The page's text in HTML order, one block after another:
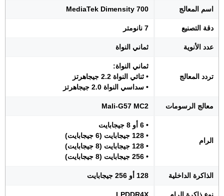
اسم المعالج MediaTek Dimensity 700
دقة التصنيع 7 نانومتر
عدد الأنوية ثماني النواة
تردد المعالج
ثماني النواة:
• ثنائي النواة 2.2 جيجاهرتز
• سداسي النواة 2.0 جيجاهرتز
معالج الرسومات Mali-G57 MC2
الرام
• 6 أو 8 جيجابايت
• 128 جيجابايت (6 جيجابايت)
• 128 جيجابايت (8 جيجابايت)
• 256 جيجابايت (8 جيجابايت)
الذاكرة الداخلية 128 أو 256 جيجابايت